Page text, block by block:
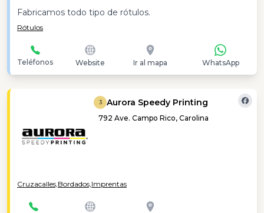
Fabricamos todo tipo de rótulos.
Rótulos
Teléfonos Website Ir al mapa WhatsApp
3 Aurora Speedy Printing
792 Ave. Campo Rico, Carolina
Cruzacalles, Bordados, Imprentas